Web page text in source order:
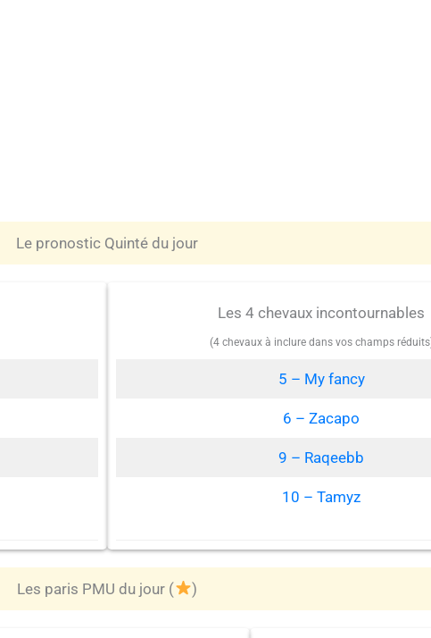
Le pronostic Quinté du jour
Les 4 chevaux incontournables
(4 chevaux à inclure dans vos champs
5 – My fancy
6 – Zacapo
9 – Raqeebb
10 – Tamyz
Les paris PMU du jour ( )